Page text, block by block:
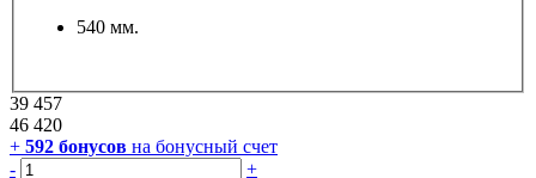
540 мм.
39 457
46 420
+ 592 бонусов на бонусный счет
-
+